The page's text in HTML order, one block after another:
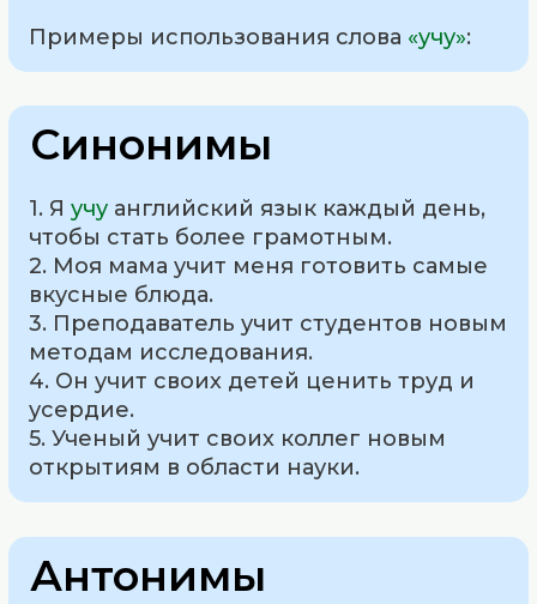
Примеры использования слова «учу»:
Синонимы
1. Яучу английский язык каждый день,
чтобы стать более грамотным.
2. Моя мама учит меня готовить самые
вкусные блюда.
3. Преподаватель учит студентов новым
методам исследования.
4. Он учит своих детей ценить труд и
усердие.
5. Ученый учит своих коллег новым
открытиям в области науки.
Антонимы